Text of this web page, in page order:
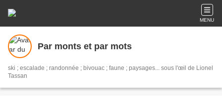
MENU
Par monts et par mots
ski ; escalade ; randonnée ; bivouac ; faune ; paysages... sous l'œil de Lionel
Tassan